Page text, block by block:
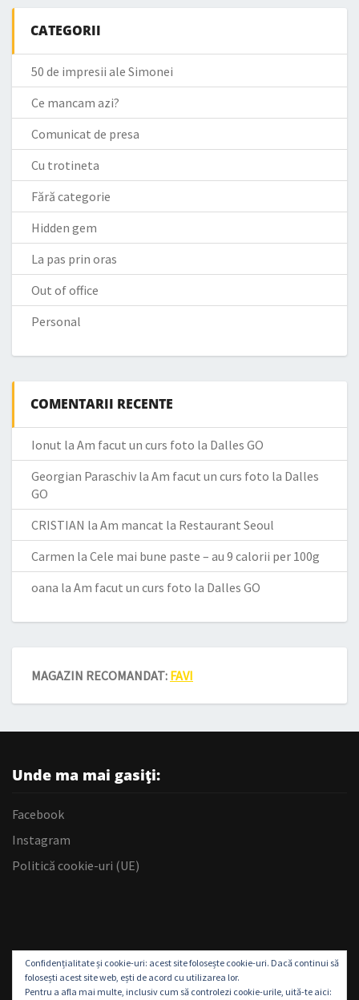
CATEGORII
50 de impresii ale Simonei
Ce mancam azi?
Comunicat de presa
Cu trotineta
Fără categorie
Hidden gem
La pas prin oras
Out of office
Personal
COMENTARII RECENTE
Ionut la Am facut un curs foto la Dalles GO
Georgian Paraschiv la Am facut un curs foto la Dalles
GO
CRISTIAN la Am mancat la Restaurant Seoul
Carmen la Cele mai bune paste – au 9 calorii per 100g
oana la Am facut un curs foto la Dalles GO
MAGAZIN RECOMANDAT: FAVI
Unde ma mai gasiți:
Facebook
Instagram
Politică cookie-uri (UE)
Confidențialitate și cookie-uri: acest site folosește cookie-uri. Dacă continui să
folosești acest site web, ești de acord cu utilizarea lor.
Pentru a afla mai multe, inclusiv cum să controlezi cookie-urile, uită-te aici: